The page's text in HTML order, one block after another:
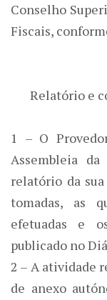
Conselho
Fiscais,
Relatório e
1 – O
Assembleia
relatório da
tomadas, as
efetuadas e
publicado no
2 – A atividade
de anexo